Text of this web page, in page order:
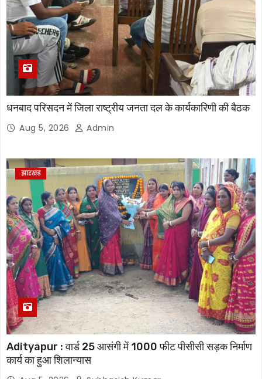
धनबाद परिसदन में जिला राष्ट्रीय जनता दल के कार्यकारिणी की बैठक
Aug 5, 2026 Admin
झारखंड
Adityapur : वार्ड 25 आसंगी में 1000 फीट पीसीसी सड़क निर्माण
कार्य का हुआ शिलान्यास